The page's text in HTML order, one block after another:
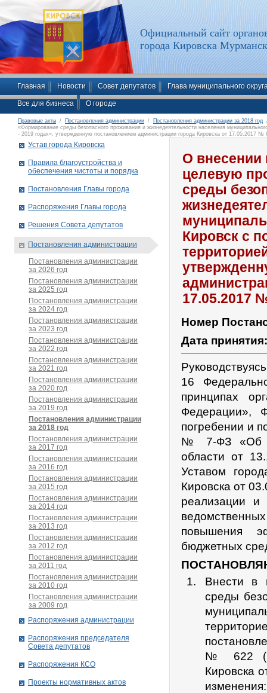
Официальный сайт
города Кировска
Главная Новости Совет депутатов Глава муниципального
Все для бизнеса О городе
Правовые акты / Постановления администрации / Постановления администрации за 2018 год
«Формирование среды безопасного проживания и жизнедеятельности населения
- 2019 годах», утвержденную постановлением администрации города Кировска от 17.05.2017 №
О внесении
целевую
среды
Кировск с
17.05.2017
Номер
Дата
16
принципах
Федерации»,
погребении и
№ 7-ФЗ «Об
области от
Уставом
Кировска от
реализации и
повышения
бюджетных
Внести в
среды
№ 622 (в
Кировска
изменения:
Устав города Кировска
Правила благоустройства и
обеспечения чистоты и порядка
Постановления Главы города
Распоряжения Главы города
Решения Совета депутатов
Постановления администрации
Постановления администрации
за 2026 год
Постановления администрации
за 2025 год
Постановления администрации
за 2024 год
Постановления администрации
за 2023 год
Постановления администрации
за 2022 год
Постановления администрации
за 2021 год
Постановления администрации
за 2020 год
Постановления администрации
за 2019 год
Постановления администрации
за 2018 год
Постановления администрации
за 2017 год
Постановления администрации
за 2016 год
Постановления администрации
за 2015 год
Постановления администрации
за 2014 год
Постановления администрации
за 2013 год
Постановления администрации
за 2012 год
Постановления администрации
за 2011 год
Постановления администрации
за 2010 год
Постановления администрации
за 2009 год
Распоряжения администрации
Распоряжения председателя
Совета депутатов
Распоряжения КСО
Проекты нормативных актов